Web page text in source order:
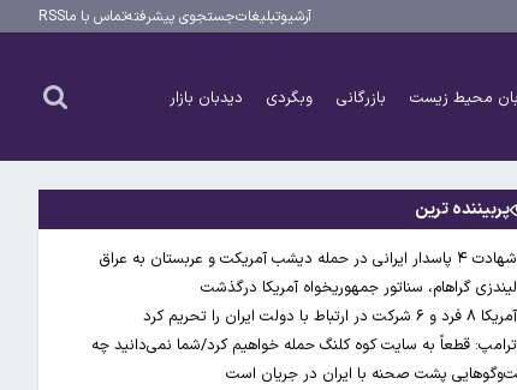
آرشیوتبلیغاتجستجوی پیشرفتهتماس با ماRSS
محیط زیست بازرگانی وبگردی دیدبان بازار
پربیننده ترین
شهادت ۴ پاسدار ایرانی در حمله دیشب آمریکت و عربستان به عراق
لیندزی گراهام، سناتور جمهوریخواه آمریکا درگذشت
آمریکا ۸ فرد و ۶ شرکت در ارتباط با دولت ایران را تحریم کرد
ترامپ: قطعاً به سایت کوه کلنگ حمله خواهیم کرد/شما نمی‌دانید چه
پشت صحنه با ایران در جریان است